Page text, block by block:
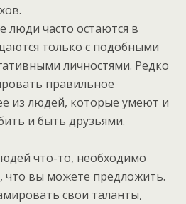
люди часто остаются в
только с подобными
личностями. Редко
правильное
из людей, которые умеют и
и быть друзьями.
что-то, необходимо
что вы можете предложить.
свои таланты,